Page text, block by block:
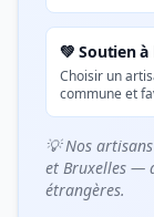
💚 Soutien
Choisir un
commune et
💡 Nos
et Bruxelles —
étrangères.